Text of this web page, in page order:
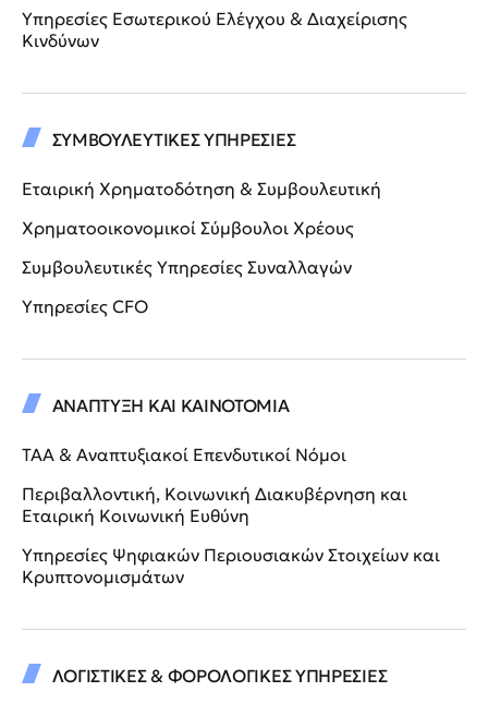
Υπηρεσίες Εσωτερικού Ελέγχου & Διαχείρισης
Κινδύνων
ΣΥΜΒΟΥΛΕΥΤΙΚΕΣ ΥΠΗΡΕΣΙΕΣ
Εταιρική Χρηματοδότηση & Συμβουλευτική
Χρηματοοικονομικοί Σύμβουλοι Χρέους
Συμβουλευτικές Υπηρεσίες Συναλλαγών
Υπηρεσίες CFO
ΑΝΑΠΤΥΞΗ ΚΑΙ ΚΑΙΝΟΤΟΜΙΑ
ΤΑΑ & Αναπτυξιακοί Επενδυτικοί Νόμοι
Περιβαλλοντική, Κοινωνική Διακυβέρνηση και
Εταιρική Κοινωνική Ευθύνη
Υπηρεσίες Ψηφιακών Περιουσιακών Στοιχείων και
Κρυπτονομισμάτων
ΛΟΓΙΣΤΙΚΕΣ & ΦΟΡΟΛΟΓΙΚΕΣ ΥΠΗΡΕΣΙΕΣ